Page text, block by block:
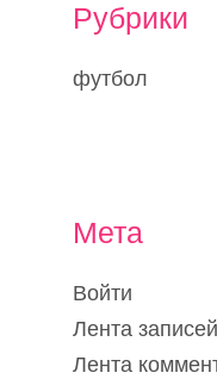
Рубрики
футбол
Мета
Войти
Лента записей
Лента